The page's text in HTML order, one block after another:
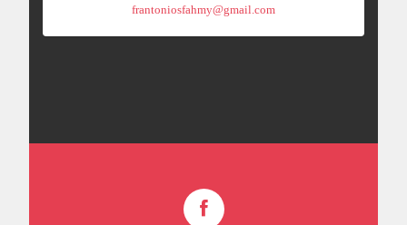
frantoniosfahmy@gmail.com